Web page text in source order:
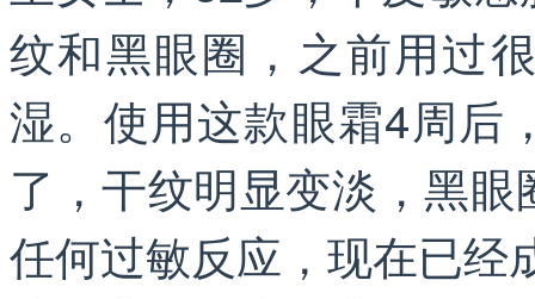
纹和黑眼圈，之前用过
湿。使用这款眼霜4周后
了，干纹明显变淡，黑
任何过敏反应，现在已经